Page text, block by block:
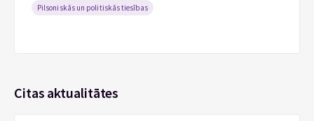
Pilsoniskās un politiskās tiesības
Citas aktualitātes